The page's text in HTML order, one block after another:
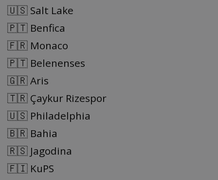
🇺🇸 Salt Lake
🇵🇹 Benfica
🇫🇷 Monaco
🇵🇹 Belenenses
🇬🇷 Aris
🇹🇷 Çaykur Rizespor
🇺🇸 Philadelphia
🇧🇷 Bahia
🇷🇸 Jagodina
🇫🇮 KuPS